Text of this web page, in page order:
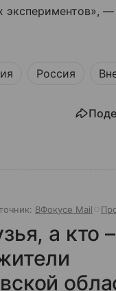
экспериментов»,
Россия
ВФокусе Mail
а кто